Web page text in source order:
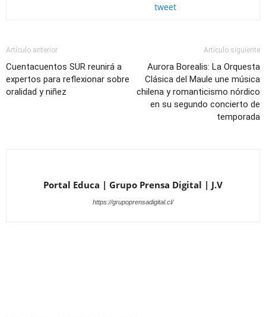
tweet
Artículo anterior
Cuentacuentos SUR reunirá a
expertos para reflexionar sobre
oralidad y niñez
Artículo siguiente
Aurora Borealis: La Orquesta
Clásica del Maule une música
chilena y romanticismo nórdico
en su segundo concierto de
temporada
Portal Educa | Grupo Prensa Digital | J.V
https://grupoprensadigital.cl/